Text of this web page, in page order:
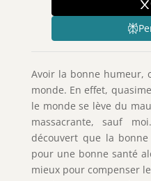
Avoir la bonne humeur,
monde. En effet,
le monde se lève du
massacrante, sauf
découvert que la
pour une bonne santé
mieux pour compenser